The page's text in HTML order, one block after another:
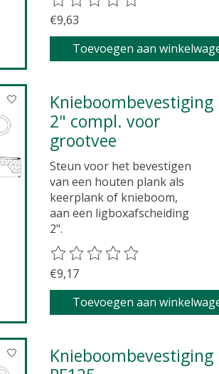
€9,63
Toevoegen aan
Knieboombevestiging
2" compl. voor
grootvee
Steun voor het bevestigen
van een houten plank als
keerplank of knieboom,
aan een ligboxafscheiding
2".
De beoordeling van dit
€9,17
Toevoegen aan
Knieboombevestiging